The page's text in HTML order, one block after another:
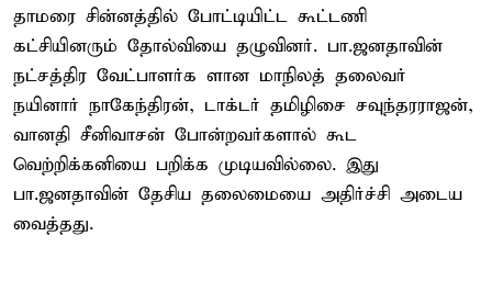
தாமரை சின்னத்தில் போட்டியிட்ட கூட்டணி
கட்சியினரும் தோல்வியை தழுவினர். பா.ஜனதாவின்
நட்சத்திர வேட்பாளர்க ளான மாநிலத் தலைவர்
நயினார் நாகேந்திரன், டாக்டர் தமிழிசை சவுந்தரராஜன்,
வானதி சீனிவாசன் போன்றவர்களால் கூட
வெற்றிக்கனியை பறிக்க முடியவில்லை. இது
பா.ஜனதாவின் தேசிய தலைமையை அதிர்ச்சி அடைய
வைத்தது.